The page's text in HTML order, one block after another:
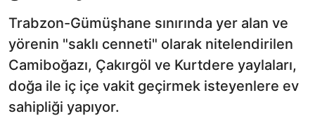
Trabzon-Gümüşhane sınırında yer alan ve
yörenin "saklı cenneti" olarak nitelendirilen
Camiboğazı, Çakırgöl ve Kurtdere yaylaları,
doğa ile iç içe vakit geçirmek isteyenlere ev
sahipliği yapıyor.